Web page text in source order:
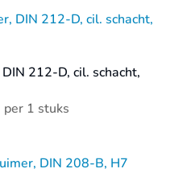
212-D, cil. schacht,
per 1 stuks